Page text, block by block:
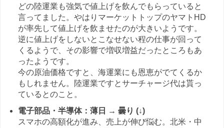
どの陸運業も強気で値上げを飲んでもらっていると
言ってました。やはりマーケットトップのヤマトHD
が率先して値上げを飲ませたのが大きいようです。
逆に値上げをしないとこなせない程の仕事が回って
くるようで、その影響で増収増益だったところもあ
ったようです。
今の原油価格ですと、海運業にも恩恵がでてくるか
もしれません。陸運業ですとサーチャージ代は貰っ
ているとのこと。
電子部品・半導体：薄日 → 曇り (↓)
スマホの高額化が進み、売上が伸び悩む。北米・中